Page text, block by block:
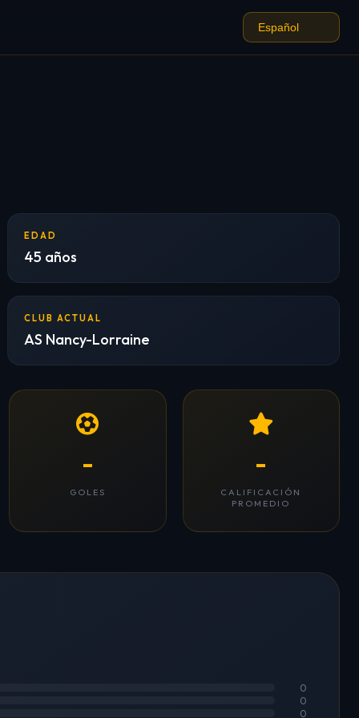
EDAD
45 años
CLUB ACTUAL
AS Nancy-Lorraine
-
GOLES
-
CALIFICACIÓN
PROMEDIO
0
0
0